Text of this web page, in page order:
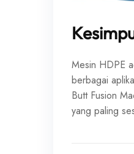
Mesin HDPE
berbagai
Butt Fusion
yang paling